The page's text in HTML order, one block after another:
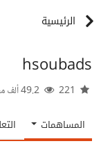
الرئيسية
hsoubads
المساهمات